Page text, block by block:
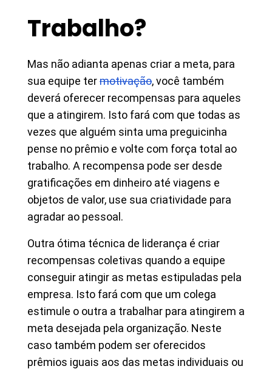
Trabalho?
Mas não adianta apenas criar a meta, para
sua equipe termotivação, você também
deverá oferecer recompensas para aqueles
que a atingirem. Isto fará com que todas as
vezes que alguém sinta uma preguicinha
pense no prêmio e volte com força total ao
trabalho. A recompensa pode ser desde
gratificações em dinheiro até viagens e
objetos de valor, use sua criatividade para
agradar ao pessoal.
Outra ótima técnica de liderança é criar
recompensas coletivas quando a equipe
conseguir atingir as metas estipuladas pela
empresa. Isto fará com que um colega
estimule o outra a trabalhar para atingirem a
meta desejada pela organização. Neste
caso também podem ser oferecidos
prêmios iguais aos das metas individuais ou